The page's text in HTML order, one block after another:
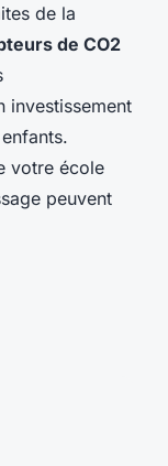
de la
de CO2
investissement
votre école
peuvent